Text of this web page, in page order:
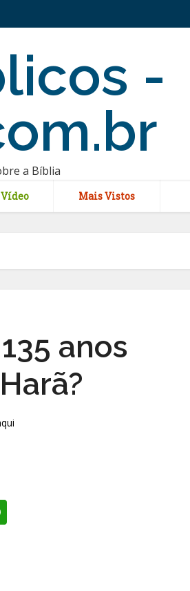
a Bíblia
Mais Vistos
anos